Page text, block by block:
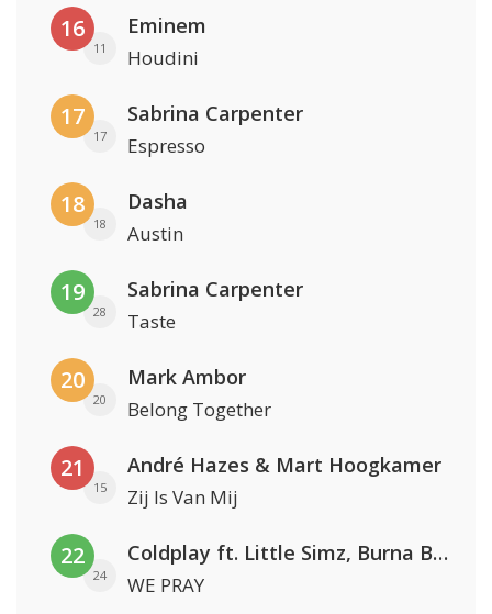
16
11
Eminem
Houdini
17
17
Sabrina Carpenter
Espresso
18
18
Dasha
Austin
19
28
Sabrina Carpenter
Taste
20
20
Mark Ambor
Belong Together
21
15
André Hazes & Mart Hoogkamer
Zij Is Van Mij
22
24
Coldplay ft. Little Simz, Burna Boy, Elyanna & Tini
WE PRAY